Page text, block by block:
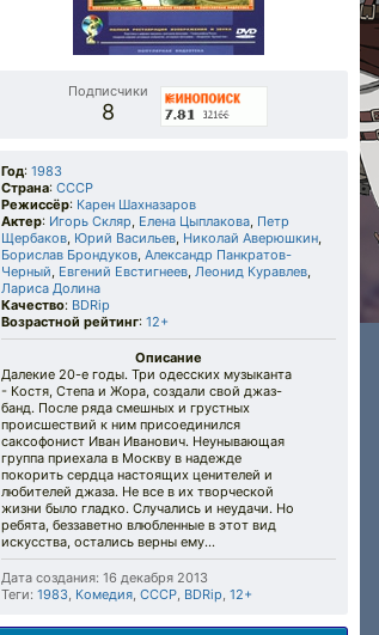
Подписчики
8
Год: 1983
Страна: СССР
Режиссёр: Карен Шахназаров
Актер: Игорь Скляр, Елена Цыплакова, Петр
Щербаков, Юрий Васильев, Николай Аверюшкин,
Борислав Брондуков, Александр Панкратов-
Черный, Евгений Евстигнеев, Леонид Куравлев,
Лариса Долина
Качество: BDRip
Возрастной рейтинг: 12+
Описание
Далекие 20-е годы. Три одесских музыканта
- Костя, Степа и Жора, создали свой джаз-
банд. После ряда смешных и грустных
происшествий к ним присоединился
саксофонист Иван Иванович. Неунывающая
группа приехала в Москву в надежде
покорить сердца настоящих ценителей и
любителей джаза. Не все в их творческой
жизни было гладко. Случались и неудачи. Но
ребята, беззаветно влюбленные в этот вид
искусства, остались верны ему...
Дата создания: 16 декабря 2013
Теги: 1983, Комедия, СССР, BDRip, 12+